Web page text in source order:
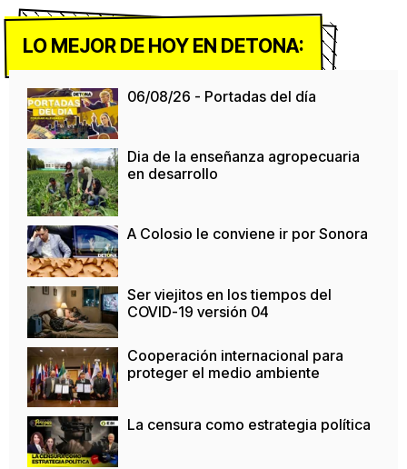
LO MEJOR DE HOY EN DETONA:
06/08/26 - Portadas del día
Dia de la enseñanza agropecuaria
en desarrollo
A Colosio le conviene ir por Sonora
Ser viejitos en los tiempos del
COVID-19 versión 04
Cooperación internacional para
proteger el medio ambiente
La censura como estrategia política